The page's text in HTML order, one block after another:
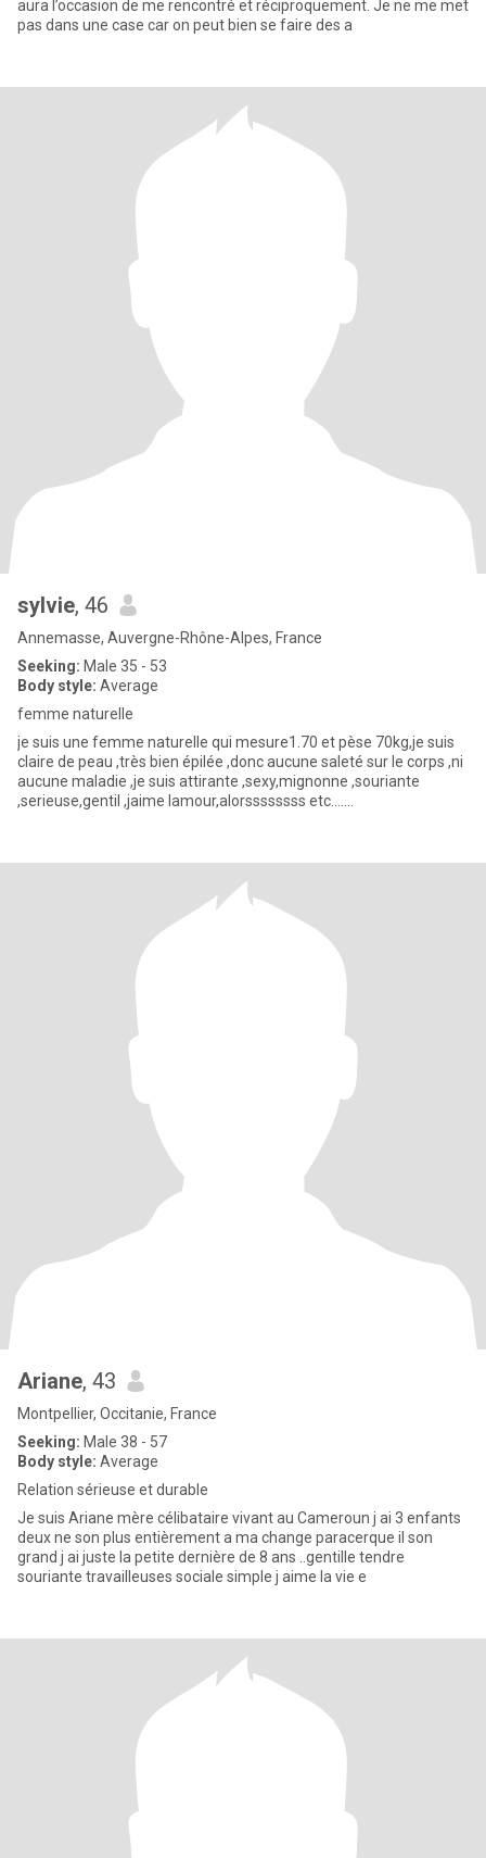
aura l’occasion de me rencontré et réciproquement. Je ne me met
pas dans une case car on peut bien se faire des a
sylvie, 46
Annemasse, Auvergne-Rhône-Alpes, France
Seeking: Male 35 - 53
Body style: Average
femme naturelle
je suis une femme naturelle qui mesure1.70 et pèse 70kg,je suis
claire de peau ,très bien épilée ,donc aucune saleté sur le corps ,ni
aucune maladie ,je suis attirante ,sexy,mignonne ,souriante
,serieuse,gentil ,jaime lamour,alorssssssss etc.......
Ariane, 43
Montpellier, Occitanie, France
Seeking: Male 38 - 57
Body style: Average
Relation sérieuse et durable
Je suis Ariane mère célibataire vivant au Cameroun j ai 3 enfants
deux ne son plus entièrement a ma change paracerque il son
grand j ai juste la petite dernière de 8 ans ..gentille tendre
souriante travailleuses sociale simple j aime la vie e